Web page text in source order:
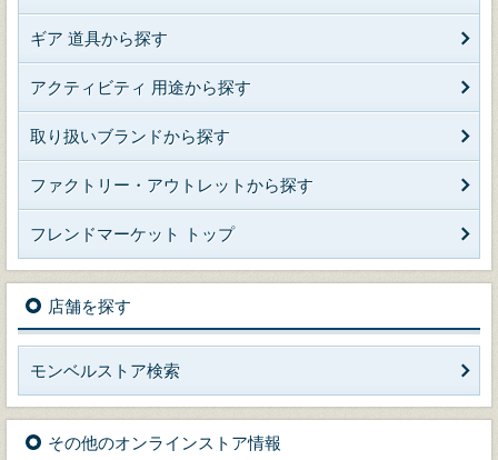
ギア 道具から探す
アクティビティ 用途から探す
取り扱いブランドから探す
ファクトリー・アウトレットから探す
フレンドマーケット トップ
店舗を探す
モンベルストア検索
その他のオンラインストア情報